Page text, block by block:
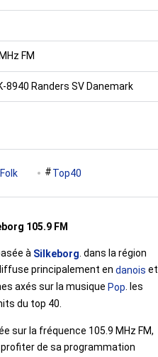
FM
8940 Randers SV Danemark
Folk Top40
105.9 FM
à Silkeborg . dans la région
principalement en danois et
axés sur la musique Pop . les
du top 40.
sur la fréquence 105.9 MHz FM,
de sa programmation